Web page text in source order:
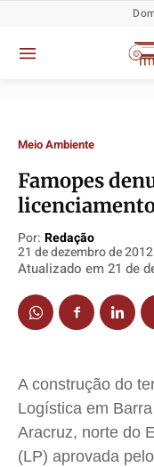
Política
TV Século
Segurança
Meio Ambiente
Saúde
Política
TV Século
Segurança
Meio Ambiente
Saúde
Política
TV Século
Segurança
Meio Ambiente
Saúde
Política
TV Século
Segurança
Meio Ambiente
Saúde
Meio Ambiente
Famopes
Por: Redação
21 de dezembro de 2012
Atualizado em 21 de
A construção do
Logística em
Aracruz, norte do
(LP) aprovada